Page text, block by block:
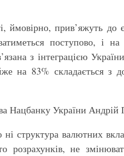
ймовірно, прив’яжуть до
поступово, і
з інтеграцією
на 83% складається з
Нацбанку України
структура валютних
розрахунків, не